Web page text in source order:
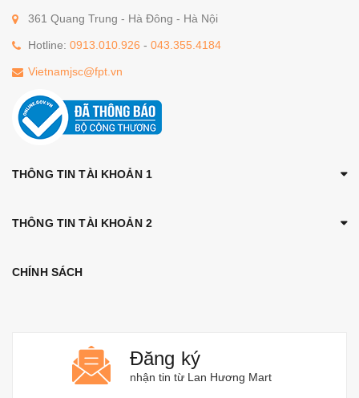
361 Quang Trung - Hà Đông - Hà Nội
Hotline: 0913.010.926 - 043.355.4184
Vietnamjsc@fpt.vn
THÔNG TIN TÀI KHOẢN 1
THÔNG TIN TÀI KHOẢN 2
CHÍNH SÁCH
Đăng ký
nhận tin từ Lan Hương Mart